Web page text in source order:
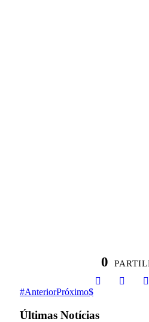
0
AnteriorPróximo
Últimas Notícias